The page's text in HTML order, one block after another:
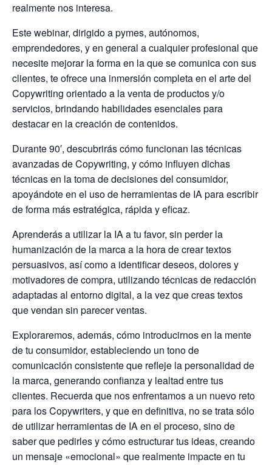
realmente nos interesa.
Este webinar, dirigido a pymes, autónomos,
emprendedores, y en general a cualquier profesional que
necesite mejorar la forma en la que se comunica con sus
clientes, te ofrece una inmersión completa en el arte del
Copywriting orientado a la venta de productos y/o
servicios, brindando habilidades esenciales para
destacar en la creación de contenidos.
Durante 90′, descubrirás cómo funcionan las técnicas
avanzadas de Copywriting, y cómo influyen dichas
técnicas en la toma de decisiones del consumidor,
apoyándote en el uso de herramientas de IA para escribir
de forma más estratégica, rápida y eficaz.
Aprenderás a utilizar la IA a tu favor, sin perder la
humanización de la marca a la hora de crear textos
persuasivos, así como a identificar deseos, dolores y
motivadores de compra, utilizando técnicas de redacción
adaptadas al entorno digital, a la vez que creas textos
que vendan sin parecer ventas.
Exploraremos, además, cómo introducirnos en la mente
de tu consumidor, estableciendo un tono de
comunicación consistente que refleje la personalidad de
la marca, generando confianza y lealtad entre tus
clientes. Recuerda que nos enfrentamos a un nuevo reto
para los Copywriters, y que en definitiva, no se trata sólo
de utilizar herramientas de IA en el proceso, sino de
saber que pedirles y cómo estructurar tus ideas, creando
un mensaje «emocional» que realmente impacte en tu